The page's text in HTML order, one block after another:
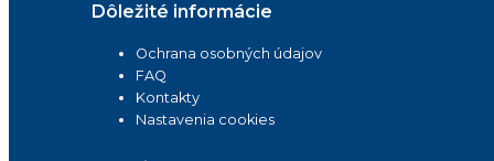
Dôležité informácie
Ochrana osobných údajov
FAQ
Kontakty
Nastavenia cookies